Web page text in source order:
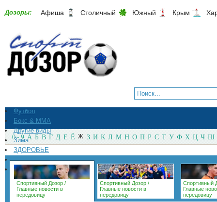
Дозоры: Афиша Столичный Южный Крым
Футбол
Бокс & ММА
Другие виды
Зима
ЗДОРОВЬЕ
СпортМагазины
Архив
0 - 9 А Б В Г Д Е Ё Ж З И К Л М Н О П Р С Т У Ф Х Ц Ч Ш
Спортивный Дозор /
Главные новости в
передовицу
Спортивный Дозор /
Главные новости в
передовицу
Спортивный
Главные
передовицу